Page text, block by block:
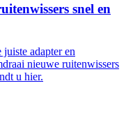
snel en
adapter en
nieuwe ruitenwissers
u hier.